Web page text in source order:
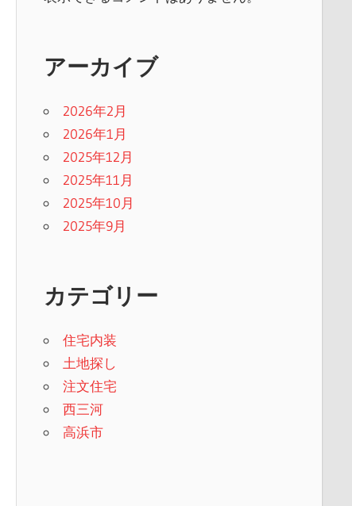
アーカイブ
2026年2月
2026年1月
2025年12月
2025年11月
2025年10月
2025年9月
カテゴリー
住宅内装
土地探し
注文住宅
西三河
高浜市